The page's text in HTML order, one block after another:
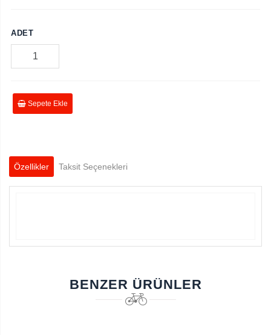
ADET
Sepete Ekle
Özellikler Taksit Seçenekleri
BENZER ÜRÜNLER